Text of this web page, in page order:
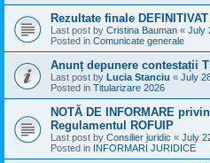
Rezultate finale DEFINITIVAT
Last post by Cristina Bauman « July
Posted in Comunicate generale
Anunț depunere contestații
Last post by Lucia Stanciu « July
Posted in Titularizare 2026
NOTĂ DE INFORMARE
Regulamentul ROFUIP
Last post by Consilier juridic « July
Posted in INFORMARI JURIDICE